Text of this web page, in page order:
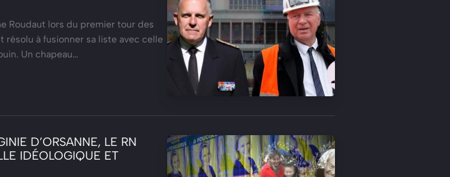
Roudaut lors du premier tour des
résolu à fusionner sa liste avec celle
Un chapeau…
D’ORSANNE, LE RN
IDÉOLOGIQUE ET